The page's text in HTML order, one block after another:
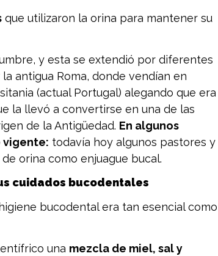
que utilizaron la orina para mantener su
y esta se extendió por diferentes
antigua Roma, donde vendían en
(actual Portugal) alegando que era
la llevó a convertirse en una de las
de la Antigüedad. En algunos
vigente: todavía hoy algunos pastores y
orina como enjuague bucal.
cuidados bucodentales
bucodental era tan esencial como
una mezcla de miel, sal y